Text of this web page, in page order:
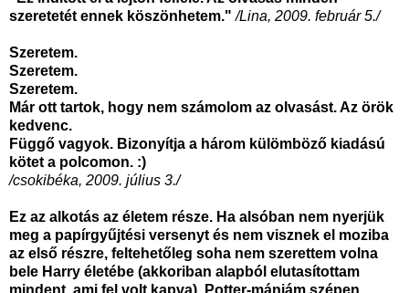
szeretetét ennek köszönhetem." /Lina, 2009. február 5./
Szeretem.
Szeretem.
Szeretem.
Már ott tartok, hogy nem számolom az olvasást. Az örök
kedvenc.
Függő vagyok. Bizonyítja a három külömböző kiadású
kötet a polcomon. :)
/csokibéka, 2009. július 3./
Ez az alkotás az életem része. Ha alsóban nem nyerjük
meg a papírgyűjtési versenyt és nem visznek el moziba
az első részre, feltehetőleg soha nem szerettem volna
bele Harry életébe (akkoriban alapból elutasítottam
mindent, ami fel volt kapva). Potter-mániám szépen